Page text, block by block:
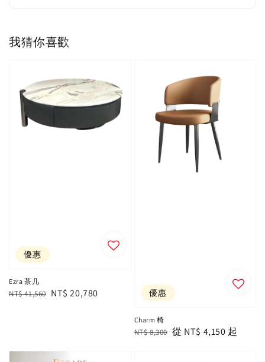
我猜你喜歡
優惠
Ezra 茶几
Regular
NT$ 41,560 Sale
NT$ 20,780 優惠
Charm 椅
Regular
NT$ 8,300 Sale
從 NT$ 4,150 起